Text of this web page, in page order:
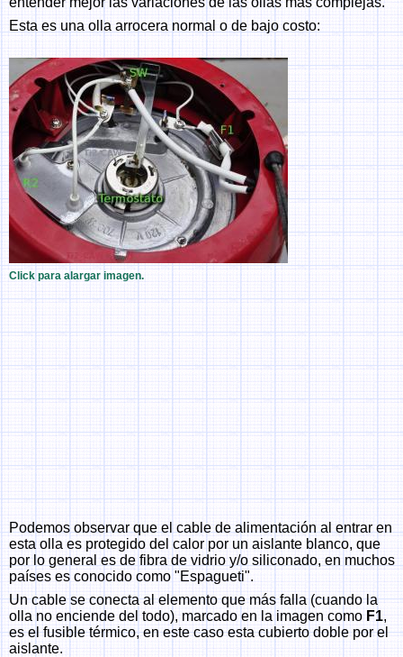
Esta es una olla arrocera normal o de bajo costo:
Click para alargar imagen.
Podemos observar que el cable de alimentación al entrar en
esta olla es protegido del calor por un aislante blanco, que
por lo general es de fibra de vidrio y/o siliconado, en muchos
países es conocido como "Espagueti".
Un cable se conecta al elemento que más falla (cuando la
olla no enciende del todo), marcado en la imagen como F1,
es el fusible térmico, en este caso esta cubierto doble por el
aislante.